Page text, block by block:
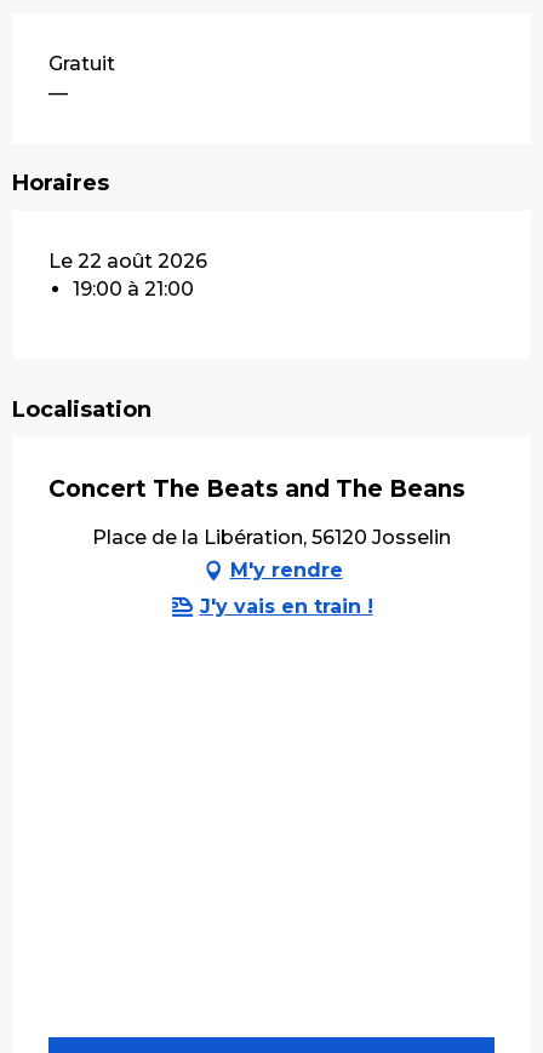
Gratuit
—
Horaires
Le 22 août 2026
19:00 à 21:00
Localisation
Concert The Beats and The Beans
Place de la Libération, 56120 Josselin
M'y rendre
J'y vais en train !